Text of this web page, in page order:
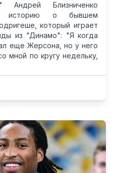
Андрей Близниченко
историю о бывшем
который играет
из "Динамо": "Я когда
еще Жерсона, но у него
мной по кругу недельку,